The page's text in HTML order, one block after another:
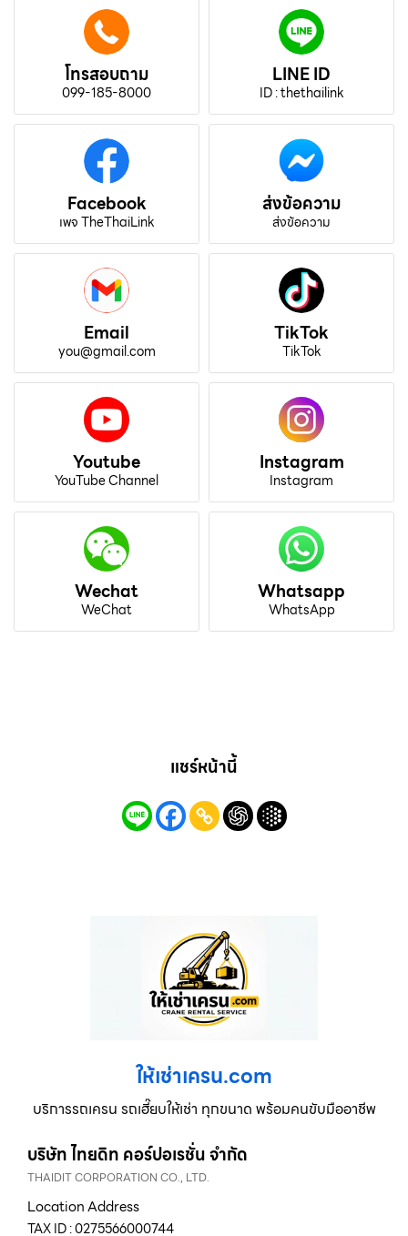
โทรสอบถาม
099-185-8000
LINE ID
ID : thethailink
Facebook
เพจ TheThaiLink
ส่งข้อความ
ส่งข้อความ
Email
you@gmail.com
TikTok
TikTok
Youtube
YouTube Channel
Instagram
Instagram
Wechat
WeChat
Whatsapp
WhatsApp
แชร์หน้านี้
ให้เช่าเครน.com
บริการรถเครน รถเฮี๊ยบให้เช่า ทุกขนาด พร้อมคนขับมืออาชีพ
บริษัท ไทยดิท คอร์ปอเรชั่น จำกัด
THAIDIT CORPORATION CO., LTD.
Location Address
TAX ID : 0275566000744